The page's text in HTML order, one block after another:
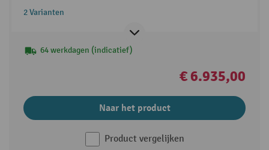
2 Varianten
64 werkdagen (indicatief)
€ 6.935,00
Naar het product
Product vergelijken